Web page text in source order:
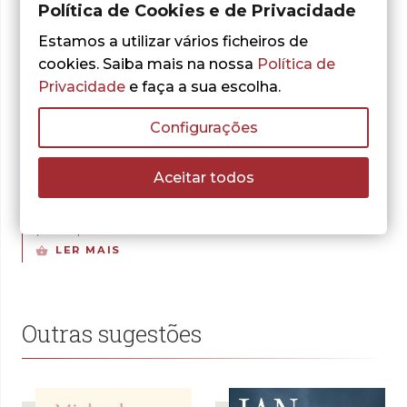
- 30%
Joe Musial
Capitão – Partidas
e Cegadas
preçopreço
LER MAIS
Outras sugestões
Política de Cookies e de Privacidade
Estamos a utilizar vários ficheiros de
cookies. Saiba mais na nossa Política de
Privacidade e faça a sua escolha.
Configurações
Aceitar todos